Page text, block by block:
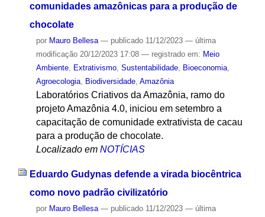
comunidades amazônicas para a produção de
chocolate
por Mauro Bellesa — publicado11/12/2023 — última
modificação20/12/2023 17:08 — registrado em: Meio
Ambiente, Extrativismo, Sustentabilidade, Bioeconomia,
Agroecologia, Biodiversidade, Amazônia
Laboratórios Criativos da Amazônia, ramo do
projeto Amazônia 4.0, iniciou em setembro a
capacitação de comunidade extrativista de cacau
para a produção de chocolate.
Localizado em NOTÍCIAS
Eduardo Gudynas defende a virada biocêntrica
como novo padrão civilizatório
por Mauro Bellesa — publicado11/12/2023 — última